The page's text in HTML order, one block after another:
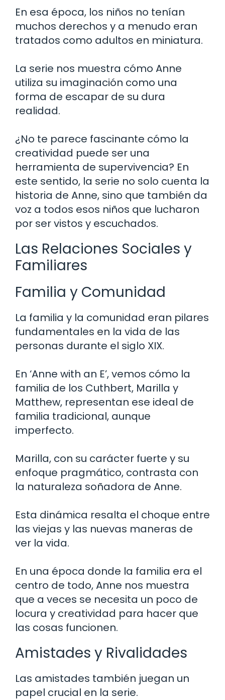
En esa época, los niños no tenían
muchos derechos y a menudo eran
tratados como adultos en miniatura.
La serie nos muestra cómo Anne
utiliza su imaginación como una
forma de escapar de su dura
realidad.
¿No te parece fascinante cómo la
creatividad puede ser una
herramienta de supervivencia? En
este sentido, la serie no solo cuenta la
historia de Anne, sino que también da
voz a todos esos niños que lucharon
por ser vistos y escuchados.
Las Relaciones Sociales y
Familiares
Familia y Comunidad
La familia y la comunidad eran pilares
fundamentales en la vida de las
personas durante el siglo XIX.
En ‘Anne with an E’, vemos cómo la
familia de los Cuthbert, Marilla y
Matthew, representan ese ideal de
familia tradicional, aunque
imperfecto.
Marilla, con su carácter fuerte y su
enfoque pragmático, contrasta con
la naturaleza soñadora de Anne.
Esta dinámica resalta el choque entre
las viejas y las nuevas maneras de
ver la vida.
En una época donde la familia era el
centro de todo, Anne nos muestra
que a veces se necesita un poco de
locura y creatividad para hacer que
las cosas funcionen.
Amistades y Rivalidades
Las amistades también juegan un
papel crucial en la serie.